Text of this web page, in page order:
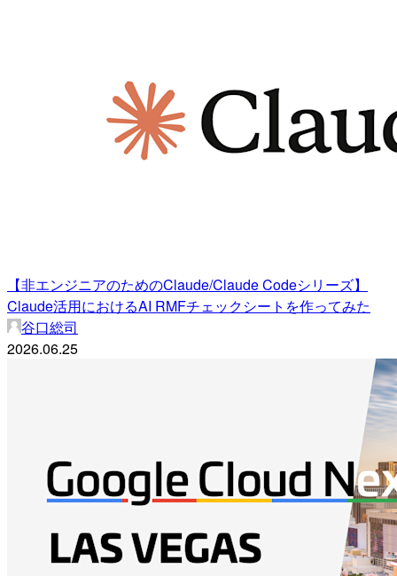
【非エンジニアのためのClaude/Claude Codeシリーズ】
Claude活用におけるAI RMFチェックシートを作ってみた
谷口総司
2026.06.25